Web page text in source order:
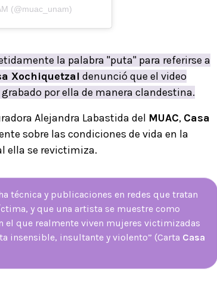
(@muac_unam)
la palabra "puta" para referirse a
Xochiquetzal denunció que el video
por ella de manera clandestina.
Alejandra Labastida del MUAC, Casa
sobre las condiciones de vida en la
ella se revictimiza.
técnica y publicaciones en redes que tratan
y que una artista se muestre como
el que realmente viven mujeres victimizadas
insensible, insultante y violento” (Carta Casa